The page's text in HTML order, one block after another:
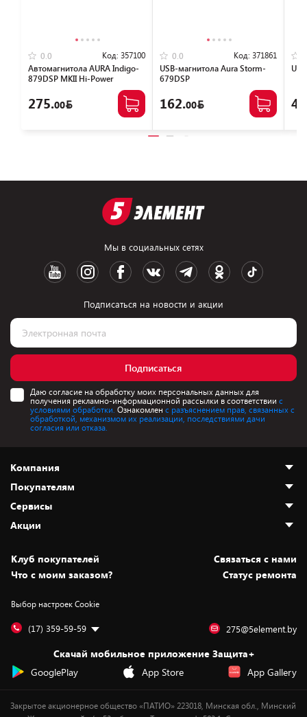
0.0 Код: 357100
Автомагнитола AURA Indigo-
879DSP MKII Hi-Power
275.00
0.0 Код: 371861
USB-магнитола Aura Storm-
679DSP
162.00
Мы в социальных сетях
Подписаться на новости и акции
Подписаться
Даю согласие на обработку моих персональных данных для
получения рекламно-информационной рассылки в соответствии с
условиями обработки. Ознакомлен с разъяснением прав, связанных с
обработкой, механизмом их реализации, последствиями дачи
согласия или отказа.
Компания
О нас
Адреса магазинов
Новости
Статьи и обзоры
Вакансии
Дай пять добру!
Покупателям
Как сделать заказ
Оплата и доставка
Безналичный расчёт
Обмен и возврат товара
Обработка персональных данных
Подарочные карты
Сервисы
Установка техники
Для игровых консолей
Для мобильных устройств
Для компьютеров
Сервисные центры
Акции
Скидки и промокоды
Белорусские товары
Бонусы
Оплата частями
Уценка
Клуб покупателей
Cвязаться с нами
Что с моим заказом?
Статус ремонта
Выбор настроек Cookie
(17) 359-59-59 275@5element.by
Скачай мобильное приложение Защита+
GooglePlay
App Store App Gallery
Закрытое акционерное общество «ПАТИО» 223018, Минская обл., Минский